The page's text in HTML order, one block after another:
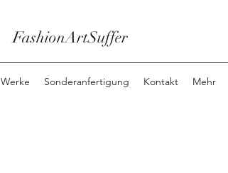
FashionArtSuffer
Werke Sonderanfertigung Kontakt Mehr